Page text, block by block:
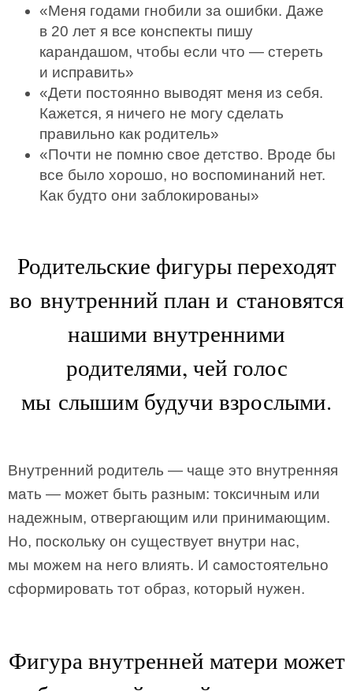
«Меня годами гнобили за ошибки. Даже
в 20 лет я все конспекты пишу
карандашом, чтобы если что — стереть
и исправить»
«Дети постоянно выводят меня из себя.
Кажется, я ничего не могу сделать
правильно как родитель»
«Почти не помню свое детство. Вроде бы
все было хорошо, но воспоминаний нет.
Как будто они заблокированы»
Родительские фигуры переходят
во внутренний план и становятся
нашими внутренними
родителями, чей голос
мы слышим будучи взрослыми.
Внутренний родитель — чаще это внутренняя
мать — может быть разным: токсичным или
надежным, отвергающим или принимающим.
Но, поскольку он существует внутри нас,
мы можем на него влиять. И самостоятельно
сформировать тот образ, который нужен.
Фигура внутренней матери может